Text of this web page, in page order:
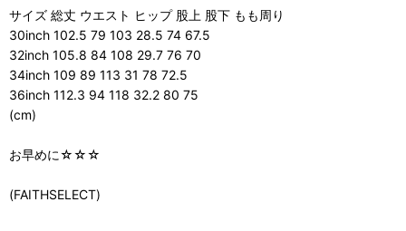
サイズ 総丈 ウエスト ヒップ 股上 股下 もも周り
30inch 102.5 79 103 28.5 74 67.5
32inch 105.8 84 108 29.7 76 70
34inch 109 89 113 31 78 72.5
36inch 112.3 94 118 32.2 80 75
(cm)
お早めに☆☆☆
(FAITHSELECT)